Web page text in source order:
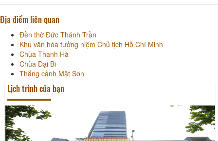
Địa điểm liên quan
Đền thờ Đức Thánh Trần
Khu văn hóa tưởng niệm Chủ tịch Hồ Chí Minh
Chùa Thanh Hà
Chùa Đại Bi
Thắng cảnh Mật Sơn
Lịch trình của bạn